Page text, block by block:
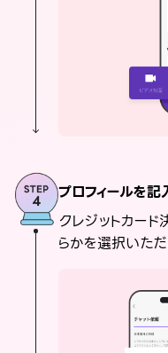
プロフィールを
クレジットカード
らかを選択いただ